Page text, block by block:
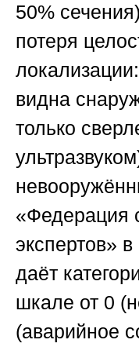
50%
потеря
локализации:
видна
только
«Федерация
экспертов» в
даёт
шкале от 0
(аварийное